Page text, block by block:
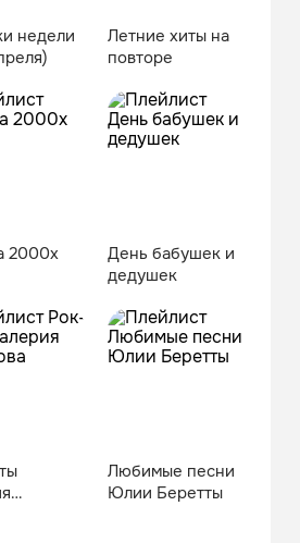
недели
Летние хиты на
повторе
2000х
Дeнь бaбушeк и
дeдушeк
Любимые песни
Юлии Беретты